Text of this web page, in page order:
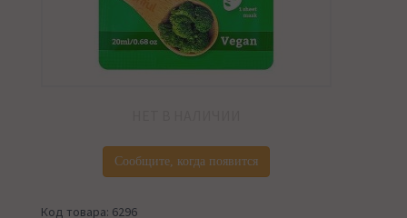
Сообщите, когда появится
Код товара: 6296